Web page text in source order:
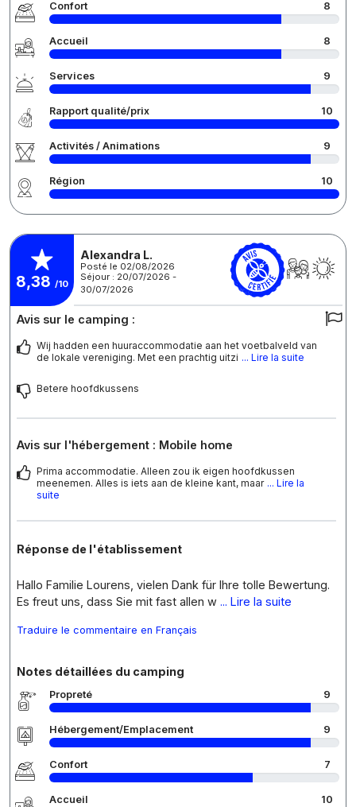
Confort 8
Accueil 8
Services 9
Rapport qualité/prix 10
Activités / Animations 9
Région 10
8,38 /10
Alexandra L.
Posté le 02/08/2026
Séjour : 20/07/2026 -
30/07/2026
Avis sur le camping :
Wij hadden een huuraccommodatie aan het voetbalveld van
de lokale vereniging. Met een prachtig uitzi ... Lire la suite
Betere hoofdkussens
Avis sur l'hébergement : Mobile home
Prima accommodatie. Alleen zou ik eigen hoofdkussen
meenemen. Alles is iets aan de kleine kant, maar ... Lire la
suite
Réponse de l'établissement
Hallo Familie Lourens, vielen Dank für Ihre tolle Bewertung.
Es freut uns, dass Sie mit fast allen w ... Lire la suite
Traduire le commentaire en Français
Notes détaillées du camping
Propreté 9
Hébergement/Emplacement 9
Confort 7
Accueil 10